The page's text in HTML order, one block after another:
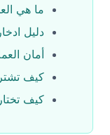
ما هي
دليل
أمان
كيف
كيف